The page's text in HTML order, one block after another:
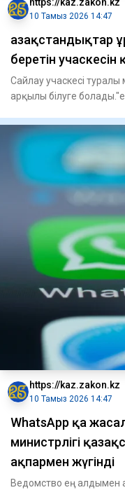
https://kaz.zakon.kz
10 Тамыз 2026 14:47
Қазақстандықтар
беретін
Сайлау учаскесі
арқылы білуге
https://kaz.zakon.kz
10 Тамыз 2026 14:47
WhatsApp қа
министрлігі
ақпармен жүгінді
Ведомство ең алдымен